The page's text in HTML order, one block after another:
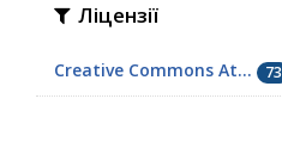
Ліцензії
Creative Commons At... 73